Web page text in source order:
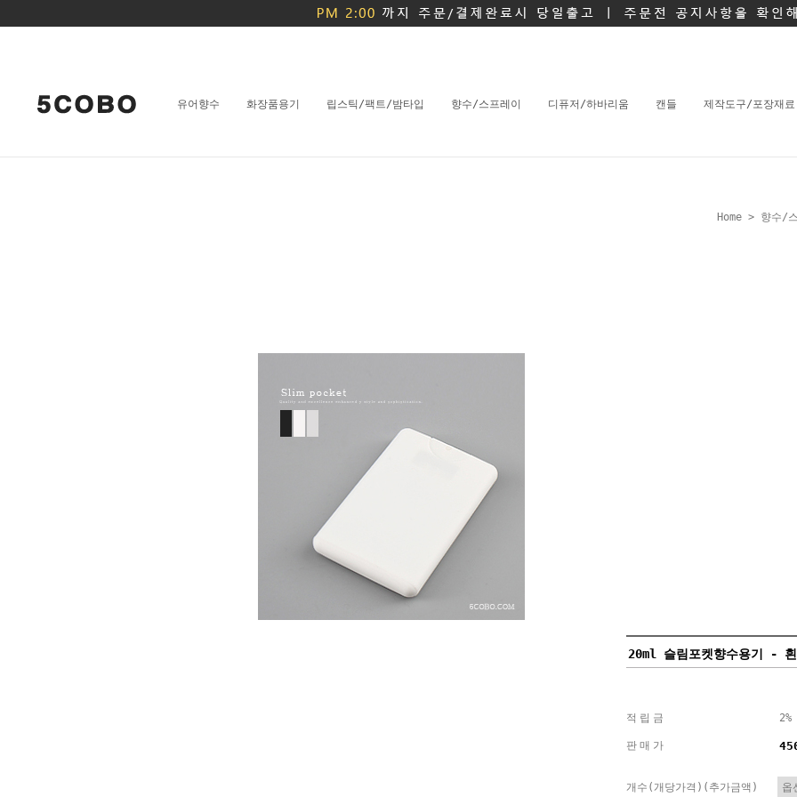
유어향수 화장품용기 립스틱/팩트/밤타입 향수/스프레이 디퓨저/하바리움 캔들 제작도구/포장재료
Home > 향수/
20ml 슬림포켓향수용기 - 흰
적립금 2%
판매가
개수(개당가격)(추가금액)